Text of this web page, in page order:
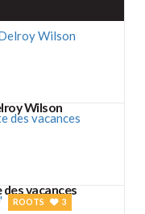
Wilson
vacances
ROOTS 3